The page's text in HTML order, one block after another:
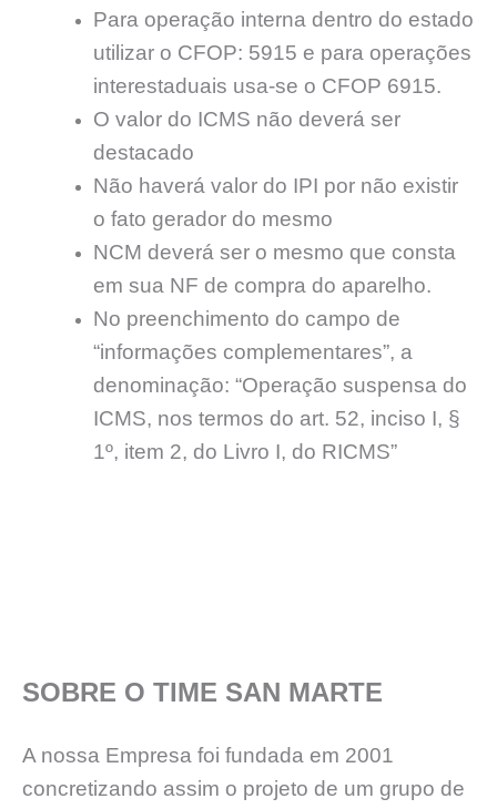
Para operação interna dentro do estado
utilizar o CFOP: 5915 e para operações
interestaduais usa-se o CFOP 6915.
O valor do ICMS não deverá ser
destacado
Não haverá valor do IPI por não existir
o fato gerador do mesmo
NCM deverá ser o mesmo que consta
em sua NF de compra do aparelho.
No preenchimento do campo de
“informações complementares”, a
denominação: “Operação suspensa do
ICMS, nos termos do art. 52, inciso I, §
1º, item 2, do Livro I, do RICMS”
SOBRE O TIME SAN MARTE
A nossa Empresa foi fundada em 2001
concretizando assim o projeto de um grupo de